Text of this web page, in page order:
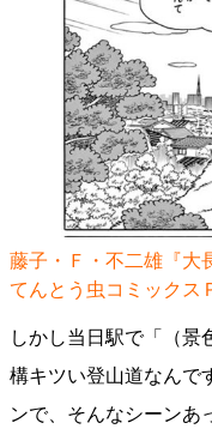
藤子・Ｆ・不二雄『大
てんとう虫コミックス
しかし当日駅で「（景
構キツい登山道なん
ンで、そんなシーン